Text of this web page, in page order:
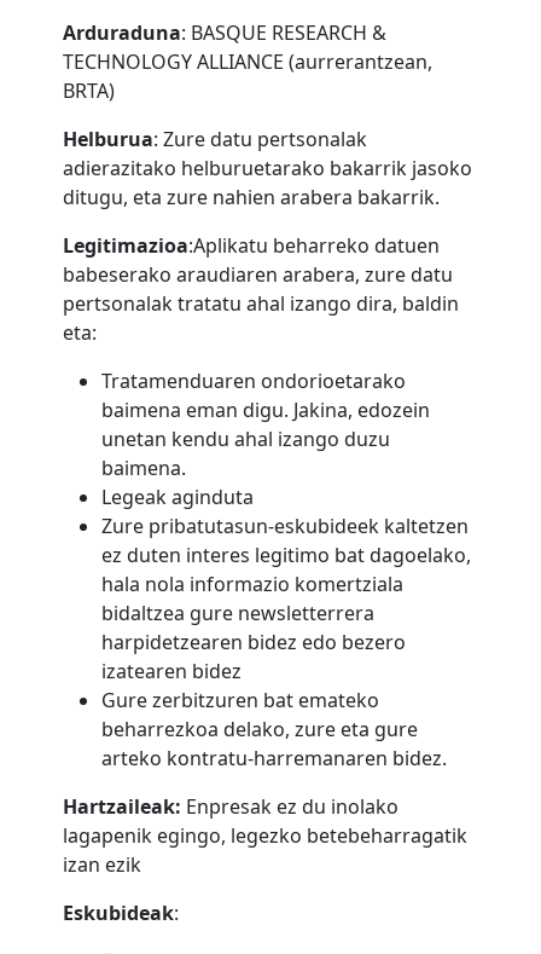
Arduraduna: BASQUE RESEARCH &
TECHNOLOGY ALLIANCE (aurrerantzean,
BRTA)
Helburua: Zure datu pertsonalak
adierazitako helburuetarako bakarrik jasoko
ditugu, eta zure nahien arabera bakarrik.
Legitimazioa:Aplikatu beharreko datuen
babeserako araudiaren arabera, zure datu
pertsonalak tratatu ahal izango dira, baldin
eta:
Tratamenduaren ondorioetarako
baimena eman digu. Jakina, edozein
unetan kendu ahal izango duzu
baimena.
Legeak aginduta
Zure pribatutasun-eskubideek kaltetzen
ez duten interes legitimo bat dagoelako,
hala nola informazio komertziala
bidaltzea gure newsletterrera
harpidetzearen bidez edo bezero
izatearen bidez
Gure zerbitzuren bat emateko
beharrezkoa delako, zure eta gure
arteko kontratu-harremanaren bidez.
Hartzaileak: Enpresak ez du inolako
lagapenik egingo, legezko betebeharragatik
izan ezik
Eskubideak: